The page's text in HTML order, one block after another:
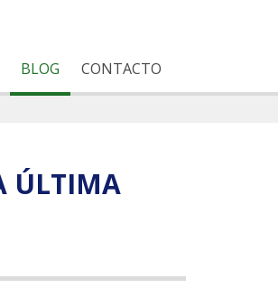
BLOG CONTACTO
ÚLTIMA